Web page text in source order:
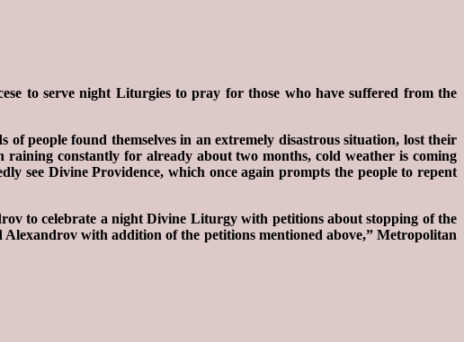
to serve night Liturgies to pray for those who have suffered from the
people found themselves in an extremely disastrous situation, lost their
constantly for already about two months, cold weather is coming
see Divine Providence, which once again prompts the people to repent
to celebrate a night Divine Liturgy with petitions about stopping of the
with addition of the petitions mentioned above,” Metropolitan